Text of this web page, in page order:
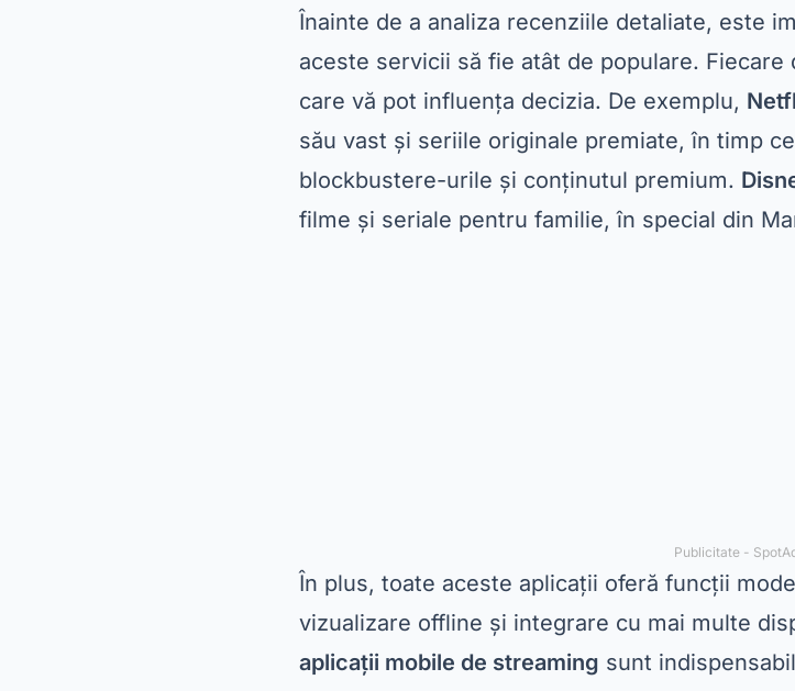
Înainte de a analiza recenziile detaliate, este
aceste servicii să fie atât de populare.
care vă pot influența decizia. De exemplu,
său vast și seriile originale premiate, în timp ce
blockbustere-urile și conținutul premium.
filme și seriale pentru familie, în special din
O Netflixeste, fără îndoială, cel mai bun
varietate și exclusivitate. Disponibil pentru
un catalog plin de seriale, documentare și